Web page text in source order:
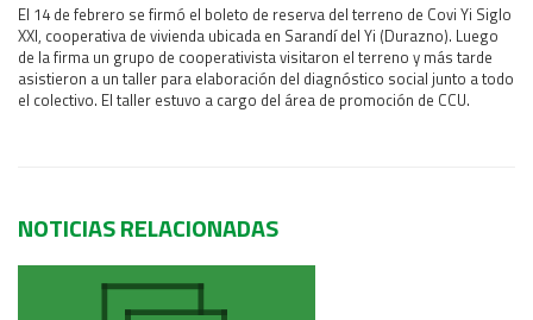
Programas Centrales
REGIONAL LITORAL
Revista Dinámica
CONTACTO
El 14 de febrero se firmó el boleto de reserva del terreno de Covi Yi Siglo
XXI, cooperativa de vivienda ubicada en Sarandí del Yi (Durazno). Luego
de la firma un grupo de cooperativista visitaron el terreno y más tarde
asistieron a un taller para elaboración del diagnóstico social junto a todo
el colectivo. El taller estuvo a cargo del área de promoción de CCU.
NOTICIAS RELACIONADAS